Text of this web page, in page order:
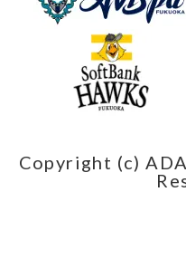
Copyright (c)